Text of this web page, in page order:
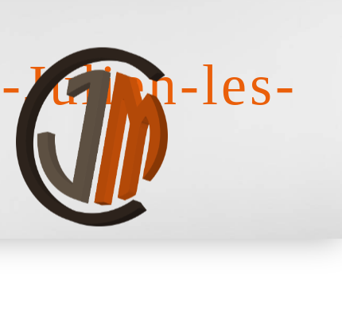
Julien-les-